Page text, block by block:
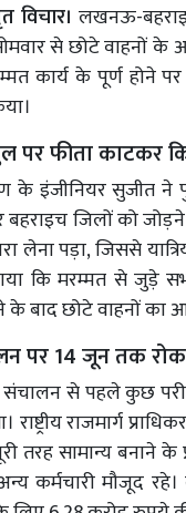
विचार। लखनऊ-
से छोटे वाहनों
कार्य के पूर्ण होने पर
पर फीता काटकर
के इंजीनियर सुजीत
जिलों को जोड़ने
लेना पड़ा, जिससे
कि मरम्मत से जुड़े
बाद छोटे वाहनों का
पर 14 जून तक रोक
संचालन से पहले कुछ
राष्ट्रीय राजमार्ग
तरह सामान्य
कर्मचारी मौजूद